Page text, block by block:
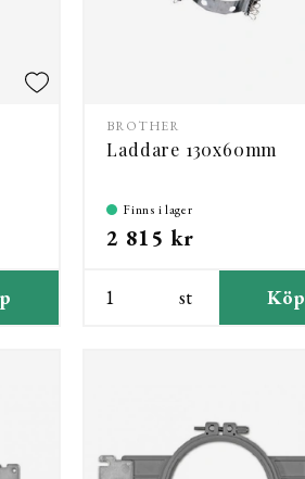
BROTHER
Laddare 130x60mm
Finns i lager
2 815 kr
st Köp